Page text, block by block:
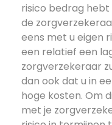
risico bedrag
de
eens met u eigen
een relatief een
zorgverzekeraar
dan ook dat u in
hoge kosten. Om
met je